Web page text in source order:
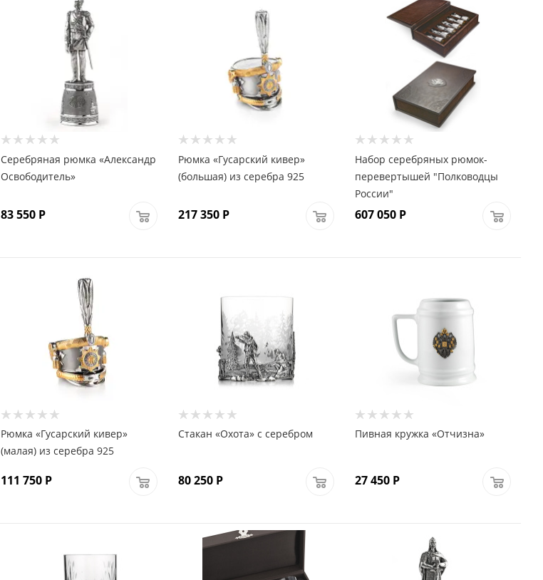
Серебряная рюмка «Александр
Освободитель»
83 550 Р
Рюмка «Гусарский кивер»
(большая) из серебра 925
217 350Р
Набор серебряных рюмок-
перевертышей "Полководцы
России"
607 050Р
Рюмка «Гусарский кивер»
(малая) из серебра 925
111 750 Р
Стакан «Охота» с серебром
80 250Р
Пивная кружка «Отчизна»
27 450Р